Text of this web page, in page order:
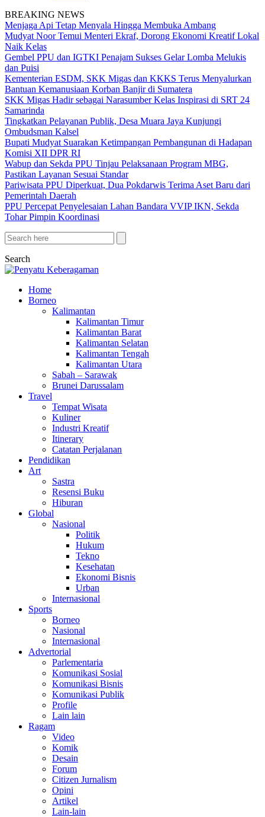
BREAKING NEWS
Menjaga Api Tetap Menyala Hingga Membuka Ambang
Mudyat Noor Temui Menteri Ekraf, Dorong Ekonomi Kreatif Lokal
Naik Kelas
Gembel PPU dan IGTKI Penajam Sukses Gelar Lomba Melukis
dan Puisi
Kementerian ESDM, SKK Migas dan KKKS Terus Menyalurkan
Bantuan Kemanusiaan Korban Banjir di Sumatera
SKK Migas Hadir sebagai Narasumber Kelas Inspirasi di SRT 24
Samarinda
Tingkatkan Pelayanan Publik, Desa Muara Jaya Kunjungi
Ombudsman Kalsel
Bupati Mudyat Suarakan Ketimpangan Pembangunan di Hadapan
Komisi XII DPR RI
Wabup dan Sekda PPU Tinjau Pelaksanaan Program MBG,
Pastikan Layanan Sesuai Standar
Pariwisata PPU Diperkuat, Dua Pokdarwis Terima Aset Baru dari
Pemerintah Daerah
PPU Percepat Penyelesaian Lahan Bandara VVIP IKN, Sekda
Tohar Pimpin Koordinasi
Search
Home
Borneo
Kalimantan
Kalimantan Timur
Kalimantan Barat
Kalimantan Selatan
Kalimantan Tengah
Kalimantan Utara
Sabah – Sarawak
Brunei Darussalam
Travel
Tempat Wisata
Kuliner
Industri Kreatif
Itinerary
Catatan Perjalanan
Pendidikan
Art
Sastra
Resensi Buku
Hiburan
Global
Nasional
Politik
Hukum
Tekno
Kesehatan
Ekonomi Bisnis
Urban
Internasional
Sports
Borneo
Nasional
Internasional
Advertorial
Parlementaria
Komunikasi Sosial
Komunikasi Bisnis
Komunikasi Publik
Profile
Lain lain
Ragam
Video
Komik
Desain
Forum
Citizen Jurnalism
Opini
Artikel
Lain-lain